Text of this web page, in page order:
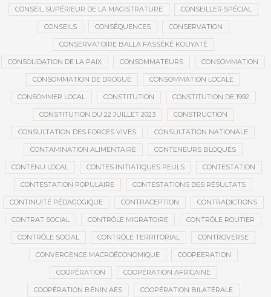
CONSEIL SUPÉRIEUR DE LA MAGISTRATURE CONSEILLER SPÉCIAL
CONSEILS CONSÉQUENCES CONSERVATION
CONSERVATOIRE BALLA FASSÉKÉ KOUYATÉ
CONSOLIDATION DE LA PAIX CONSOMMATEURS CONSOMMATION
CONSOMMATION DE DROGUE CONSOMMATION LOCALE
CONSOMMER LOCAL CONSTITUTION CONSTITUTION DE 1992
CONSTITUTION DU 22 JUILLET 2023 CONSTRUCTION
CONSULTATION DES FORCES VIVES CONSULTATION NATIONALE
CONTAMINATION ALIMENTAIRE CONTENEURS BLOQUÉS
CONTENU LOCAL CONTES INITIATIQUES PEULS CONTESTATION
CONTESTATION POPULAIRE CONTESTATIONS DES RÉSULTATS
CONTINUITÉ PÉDAGOGIQUE CONTRACEPTION CONTRADICTIONS
CONTRAT SOCIAL CONTRÔLE MIGRATOIRE CONTRÔLE ROUTIER
CONTRÔLE SOCIAL CONTRÔLE TERRITORIAL CONTROVERSE
CONVERGENCE MACROÉCONOMIQUE COOPEERATION
COOPÉRATION COOPÉRATION AFRICAINE
COOPÉRATION BÉNIN AES COOPÉRATION BILATÉRALE